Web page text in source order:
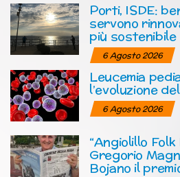
Porti, ISDE:
servono
più sostenibile
6 Agosto 2026
Leucemia
l’evoluzione
6 Agosto 2026
“Angiolillo Folk
Gregorio
Bojano il